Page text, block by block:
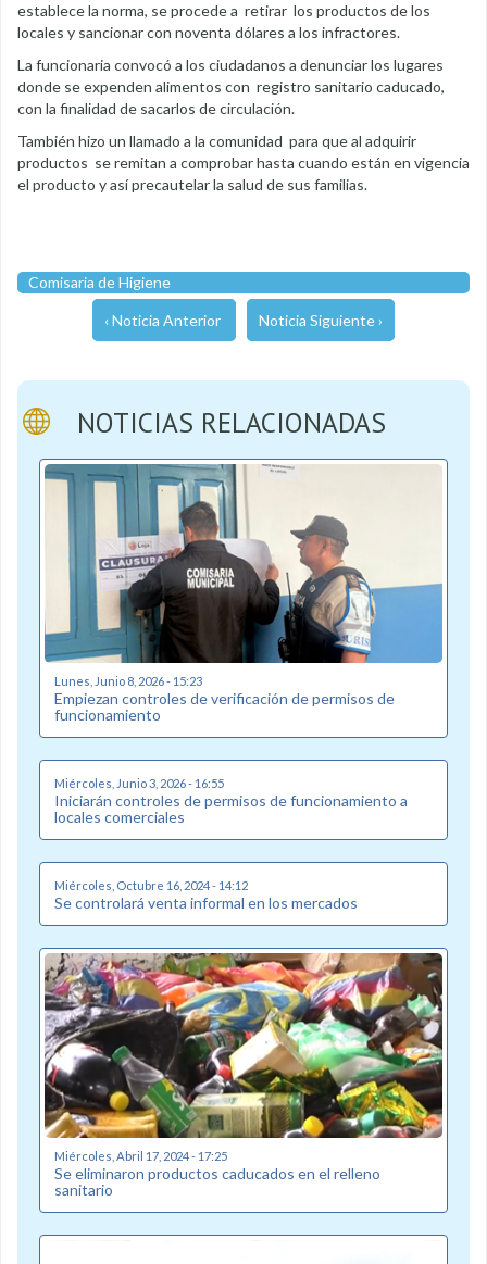
establece la norma, se procede a retirar los productos de los
locales y sancionar con noventa dólares a los infractores.
La funcionaria convocó a los ciudadanos a denunciar los lugares
donde se expenden alimentos con registro sanitario caducado,
con la finalidad de sacarlos de circulación.
También hizo un llamado a la comunidad para que al adquirir
productos se remitan a comprobar hasta cuando están en vigencia
el producto y así precautelar la salud de sus familias.
Comisaria de Higiene
‹ Noticia Anterior Noticia Siguiente ›
NOTICIAS RELACIONADAS
Lunes, Junio 8, 2026 - 15:23
Empiezan controles de verificación de permisos de
funcionamiento
Miércoles, Junio 3, 2026 - 16:55
Iniciarán controles de permisos de funcionamiento a
locales comerciales
Miércoles, Octubre 16, 2024 - 14:12
Se controlará venta informal en los mercados
Miércoles, Abril 17, 2024 - 17:25
Se eliminaron productos caducados en el relleno
sanitario